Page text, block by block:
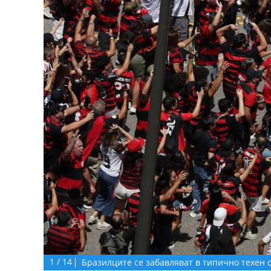
1 / 14 Бразилците се забавляват в типично техен